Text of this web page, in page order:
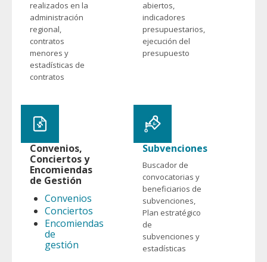
realizados en la
administración
regional,
contratos
menores y
estadísticas de
contratos
abiertos,
indicadores
presupuestarios,
ejecución del
presupuesto
Convenios,
Conciertos y
Encomiendas
de Gestión
Convenios
Conciertos
Encomiendas
de
gestión
Subvenciones
Buscador de
convocatorias y
beneficiarios de
subvenciones,
Plan estratégico
de
subvenciones y
estadísticas